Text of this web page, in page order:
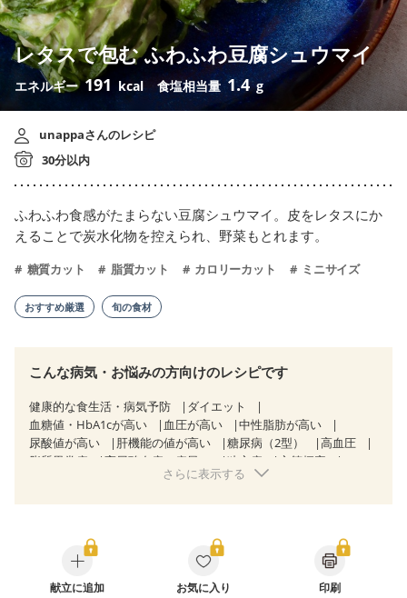
レタスで包む ふわふわ豆腐シュウマイ
エネルギー 191 kcal 食塩相当量1.4 g
unappaさんのレシピ
30分以内
ふわふわ食感がたまらない豆腐シュウマイ。皮をレタスにか
えることで炭水化物を控えられ、野菜もとれます。
糖質カット 脂質カット カロリーカット ミニサイズ
おすすめ厳選 旬の食材
こんな病気・お悩みの方向けのレシピです
健康的な食生活・病気予防
ダイエット
血糖値・HbA1cが高い
血圧が高い
中性脂肪が高い
尿酸値が高い
肝機能の値が高い 糖尿病（2型）
高血圧
脂質異常症
高尿酸血症（痛風） 狭心症
心筋梗塞
胃ポリープ 逆流性食道炎
CKD（ステージ３a）
CKD（ステージ３b）
乳がん（抗がん剤治療中）
乳がん（ホルモン療法中）
乳がん（放射線治療中）
さらに表示する
献立に追加 お気に入り 印刷